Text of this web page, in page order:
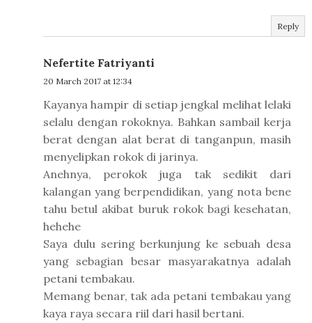
Reply
Nefertite Fatriyanti
20 March 2017 at 12:34
Kayanya hampir di setiap jengkal melihat lelaki
selalu dengan rokoknya. Bahkan sambail kerja
berat dengan alat berat di tanganpun, masih
menyelipkan rokok di jarinya.
Anehnya, perokok juga tak sedikit dari
kalangan yang berpendidikan, yang nota bene
tahu betul akibat buruk rokok bagi kesehatan,
hehehe
Saya dulu sering berkunjung ke sebuah desa
yang sebagian besar masyarakatnya adalah
petani tembakau.
Memang benar, tak ada petani tembakau yang
kaya raya secara riil dari hasil bertani.